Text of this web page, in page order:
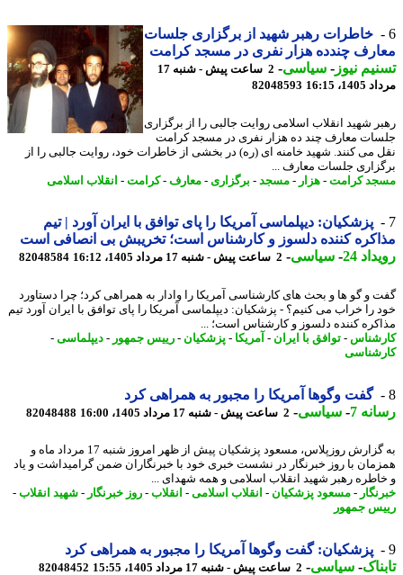
خاطرات رهبر شهید از برگزاری جلسات
چندده هزار نفری در مسجد کرامت
نیوز-سیاسی-
2 ساعت پیش - شنبه 17
16:15
82048593
شهید انقلاب اسلامی روایت جالبی را از برگزاری
معارف چند ده هزار نفری در مسجد کرامت
می کنند. شهید خامنه ای (ره) در بخشی از خاطرات خود، روایت جالبی را از
جلسات معارف ...
کرامت -هزار - مسجد-برگزاری - معارف- کرامت -انقلاب اسلامی
پزشکیان: دیپلماسی آمریکا را پای توافق با ایران آورد | تیم
کننده دلسوز و کارشناس است؛ تخریبش بی انصافی است
24
-سیاسی-2 ساعت پیش - شنبه 17 مرداد 1405، 16:12 82048584
و گو ها و بحث های کارشناسی آمریکا را وادار به همراهی کرد؛ چرا دستاورد
را خراب می کنیم؟ - پزشکیان: دیپلماسی آمریکا را پای توافق با ایران آورد تیم
کننده دلسوز و کارشناس است؛ ...
-توافق با ایران - آمریکا- پزشکیان-رییس جمهور-دیپلماسی-
گفت وگوها آمریکا را مجبور به همراهی کرد
7
-سیاسی-2 ساعت پیش - شنبه 17 مرداد 1405، 16:00 82048488
به گزارش روزپلاس، مسعود پزشکیان پیش از ظهر امروز شنبه 17 مرداد ماه و
با روز خبرنگار در نشست خبری خود با خبرنگاران ضمن گرامیداشت و یاد
رهبر شهید انقلاب اسلامی و همه شهدای ...
-مسعود پزشکیان-انقلاب اسلامی-انقلاب-روز خبرنگار -شهید انقلاب-
جمهور
پزشکیان: گفت وگوها آمریکا را مجبور به همراهی کرد
-سیاسی-2 ساعت پیش - شنبه 17 مرداد 1405، 15:55 82048452